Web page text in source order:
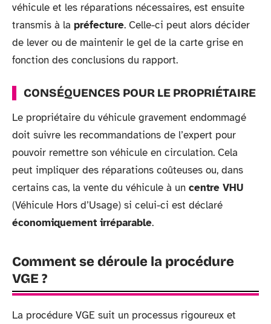
véhicule et les réparations nécessaires, est ensuite
transmis à la préfecture. Celle-ci peut alors décider
de lever ou de maintenir le gel de la carte grise en
fonction des conclusions du rapport.
CONSÉQUENCES POUR LE PROPRIÉTAIRE
Le propriétaire du véhicule gravement endommagé
doit suivre les recommandations de l’expert pour
pouvoir remettre son véhicule en circulation. Cela
peut impliquer des réparations coûteuses ou, dans
certains cas, la vente du véhicule à un centre VHU
(Véhicule Hors d’Usage) si celui-ci est déclaré
économiquement irréparable.
Comment se déroule la procédure
VGE ?
La procédure VGE suit un processus rigoureux et